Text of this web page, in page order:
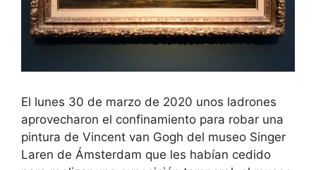
El lunes 30 de marzo de 2020 unos ladrones
aprovecharon el confinamiento para robar una
pintura de Vincent van Gogh del museo Singer
Laren de Ámsterdam que les habían cedido